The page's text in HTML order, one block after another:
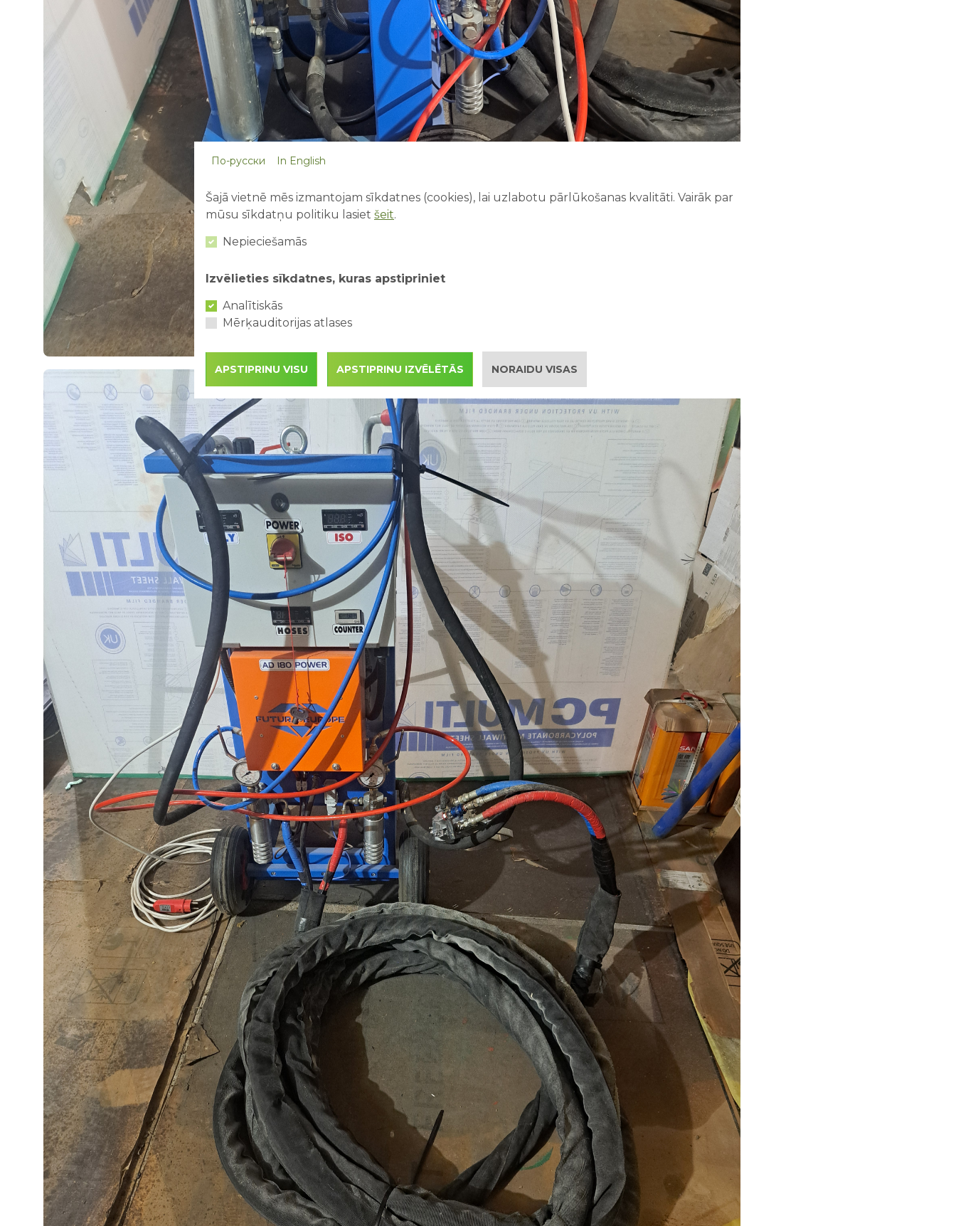
По-русски In English
Šajā vietnē mēs izmantojam sīkdatnes (cookies), lai uzlabotu pārlūkošanas kvalitāti. Vairāk par
mūsu sīkdatņu politiku lasiet šeit.
Nepieciešamās
Izvēlieties sīkdatnes, kuras apstipriniet
Analītiskās
Mērķauditorijas atlases
APSTIPRINU VISU APSTIPRINU IZVĒLĒTĀS NORAIDU VISAS